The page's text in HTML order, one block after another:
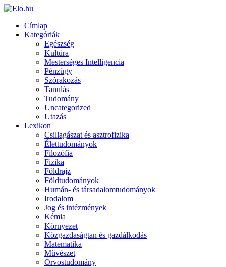
Címlap
Kategóriák
Egészség
Kultúra
Mesterséges Intelligencia
Pénzügy
Szórakozás
Tanulás
Tudomány
Uncategorized
Utazás
Lexikon
Csillagászat és asztrofizika
Élettudományok
Filozófia
Fizika
Földrajz
Földtudományok
Humán- és társadalomtudományok
Irodalom
Jog és intézmények
Kémia
Környezet
Közgazdaságtan és gazdálkodás
Matematika
Művészet
Orvostudomány